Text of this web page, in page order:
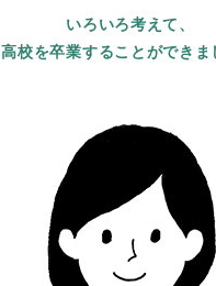
いろいろ考えて、
高校を卒業することができま